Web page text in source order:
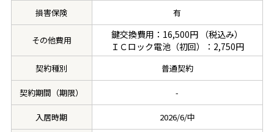
損害保険 有
その他費用
鍵交換費用：16,500円 （税込み）
ＩＣロック電池（初回）：2,750円
契約種別 普通契約
契約期間（期限） -
入居時期 2026/6/中